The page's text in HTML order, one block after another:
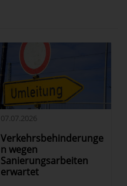
07.07.2026
Verkehrsbehinderunge
n wegen
Sanierungsarbeiten
erwartet